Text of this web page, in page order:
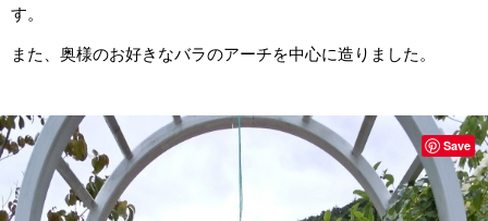
す。
また、奥様のお好きなバラのアーチを中心に造りました。
Save